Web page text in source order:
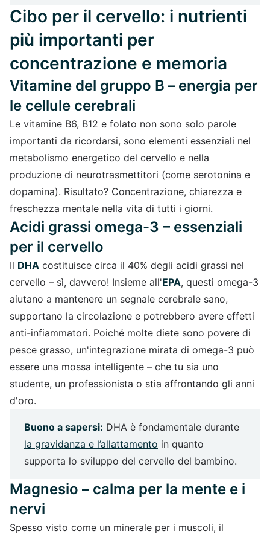
Cibo per il cervello: i nutrienti
più importanti per
concentrazione e memoria
Vitamine del gruppo B – energia per
le cellule cerebrali
Le vitamine B6, B12 e folato non sono solo parole
importanti da ricordarsi, sono elementi essenziali nel
metabolismo energetico del cervello e nella
produzione di neurotrasmettitori (come serotonina e
dopamina). Risultato? Concentrazione, chiarezza e
freschezza mentale nella vita di tutti i giorni.
Acidi grassi omega-3 – essenziali
per il cervello
Il DHA costituisce circa il 40% degli acidi grassi nel
cervello – sì, davvero! Insieme all'EPA, questi omega-3
aiutano a mantenere un segnale cerebrale sano,
supportano la circolazione e potrebbero avere effetti
anti-infiammatori. Poiché molte diete sono povere di
pesce grasso, un'integrazione mirata di omega-3 può
essere una mossa intelligente – che tu sia uno
studente, un professionista o stia affrontando gli anni
d'oro.
Buono a sapersi: DHA è fondamentale durante
la gravidanza e l’allattamento in quanto
supporta lo sviluppo del cervello del bambino.
Magnesio – calma per la mente e i
nervi
Spesso visto come un minerale per i muscoli, il